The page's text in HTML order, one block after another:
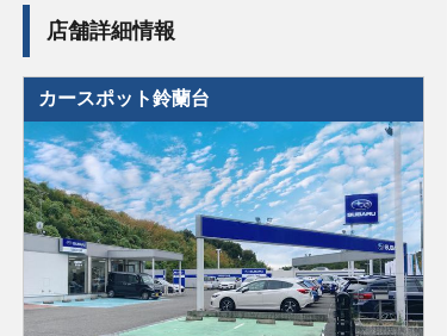
店舗詳細情報
カースポット鈴蘭台